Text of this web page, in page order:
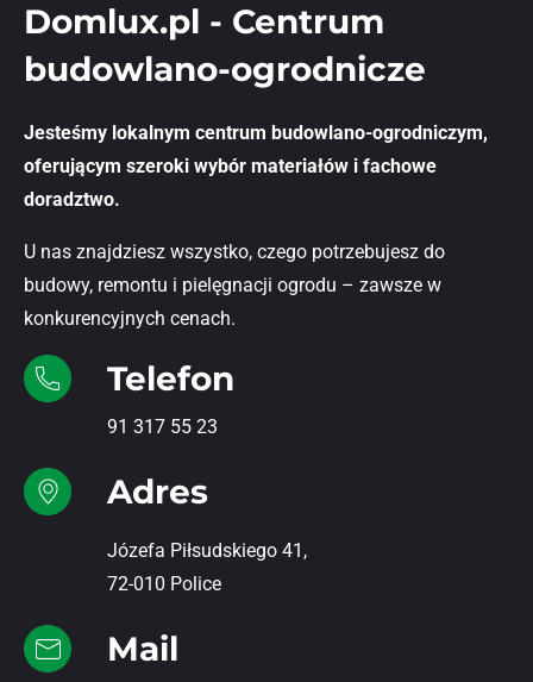
Domlux.pl - Centrum
budowlano-ogrodnicze
Jesteśmy lokalnym centrum budowlano-ogrodniczym,
oferującym szeroki wybór materiałów i fachowe
doradztwo.
U nas znajdziesz wszystko, czego potrzebujesz do
budowy, remontu i pielęgnacji ogrodu – zawsze w
konkurencyjnych cenach.
Telefon
91 317 55 23
Adres
Józefa Piłsudskiego 41,
72-010 Police
Mail